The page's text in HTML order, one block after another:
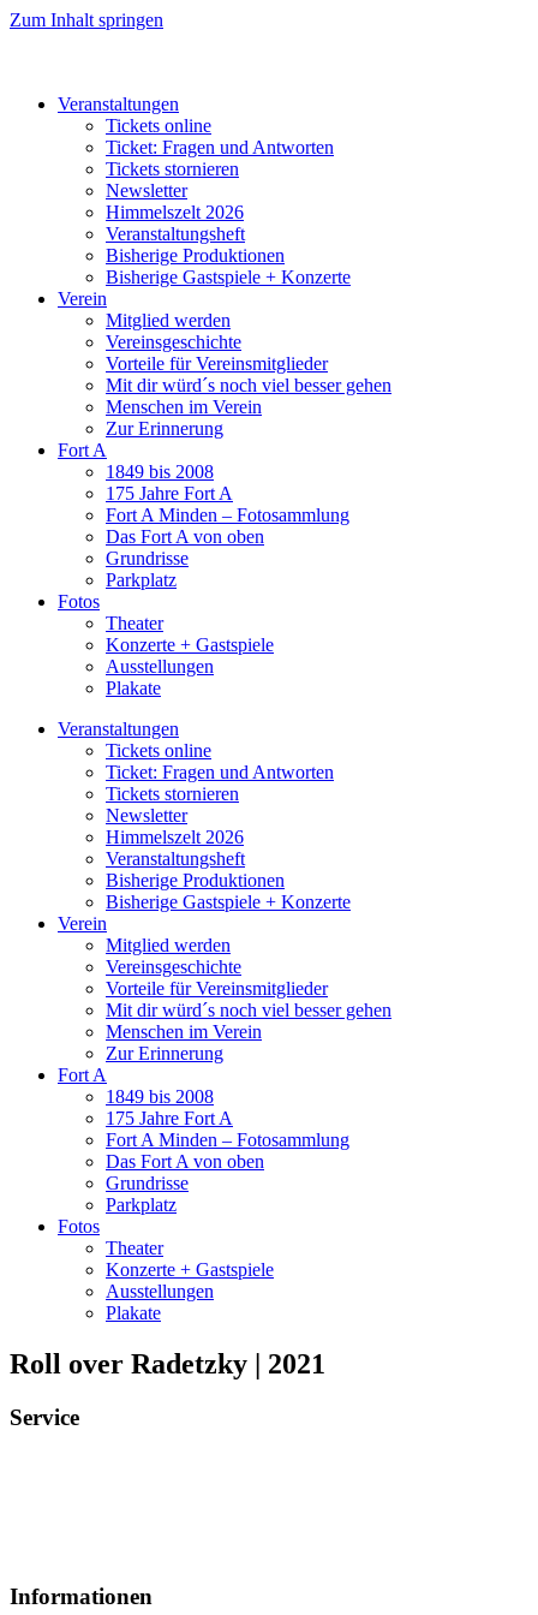
Zum Inhalt springen
Veranstaltungen
Tickets online
Ticket: Fragen und Antworten
Tickets stornieren
Newsletter
Himmelszelt 2026
Veranstaltungsheft
Bisherige Produktionen
Bisherige Gastspiele + Konzerte
Verein
Mitglied werden
Vereinsgeschichte
Vorteile für Vereinsmitglieder
Mit dir würd´s noch viel besser gehen
Menschen im Verein
Zur Erinnerung
Fort A
1849 bis 2008
175 Jahre Fort A
Fort A Minden – Fotosammlung
Das Fort A von oben
Grundrisse
Parkplatz
Fotos
Theater
Konzerte + Gastspiele
Ausstellungen
Plakate
Veranstaltungen
Tickets online
Ticket: Fragen und Antworten
Tickets stornieren
Newsletter
Himmelszelt 2026
Veranstaltungsheft
Bisherige Produktionen
Bisherige Gastspiele + Konzerte
Verein
Mitglied werden
Vereinsgeschichte
Vorteile für Vereinsmitglieder
Mit dir würd´s noch viel besser gehen
Menschen im Verein
Zur Erinnerung
Fort A
1849 bis 2008
175 Jahre Fort A
Fort A Minden – Fotosammlung
Das Fort A von oben
Grundrisse
Parkplatz
Fotos
Theater
Konzerte + Gastspiele
Ausstellungen
Plakate
Roll over Radetzky | 2021
Service
Informationen